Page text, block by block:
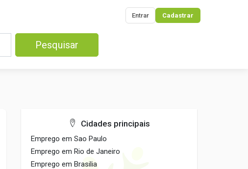
Entrar Cadastrar
Pesquisar
Cidades principais
Emprego em Sao Paulo
Emprego em Rio de Janeiro
Emprego em Brasilia